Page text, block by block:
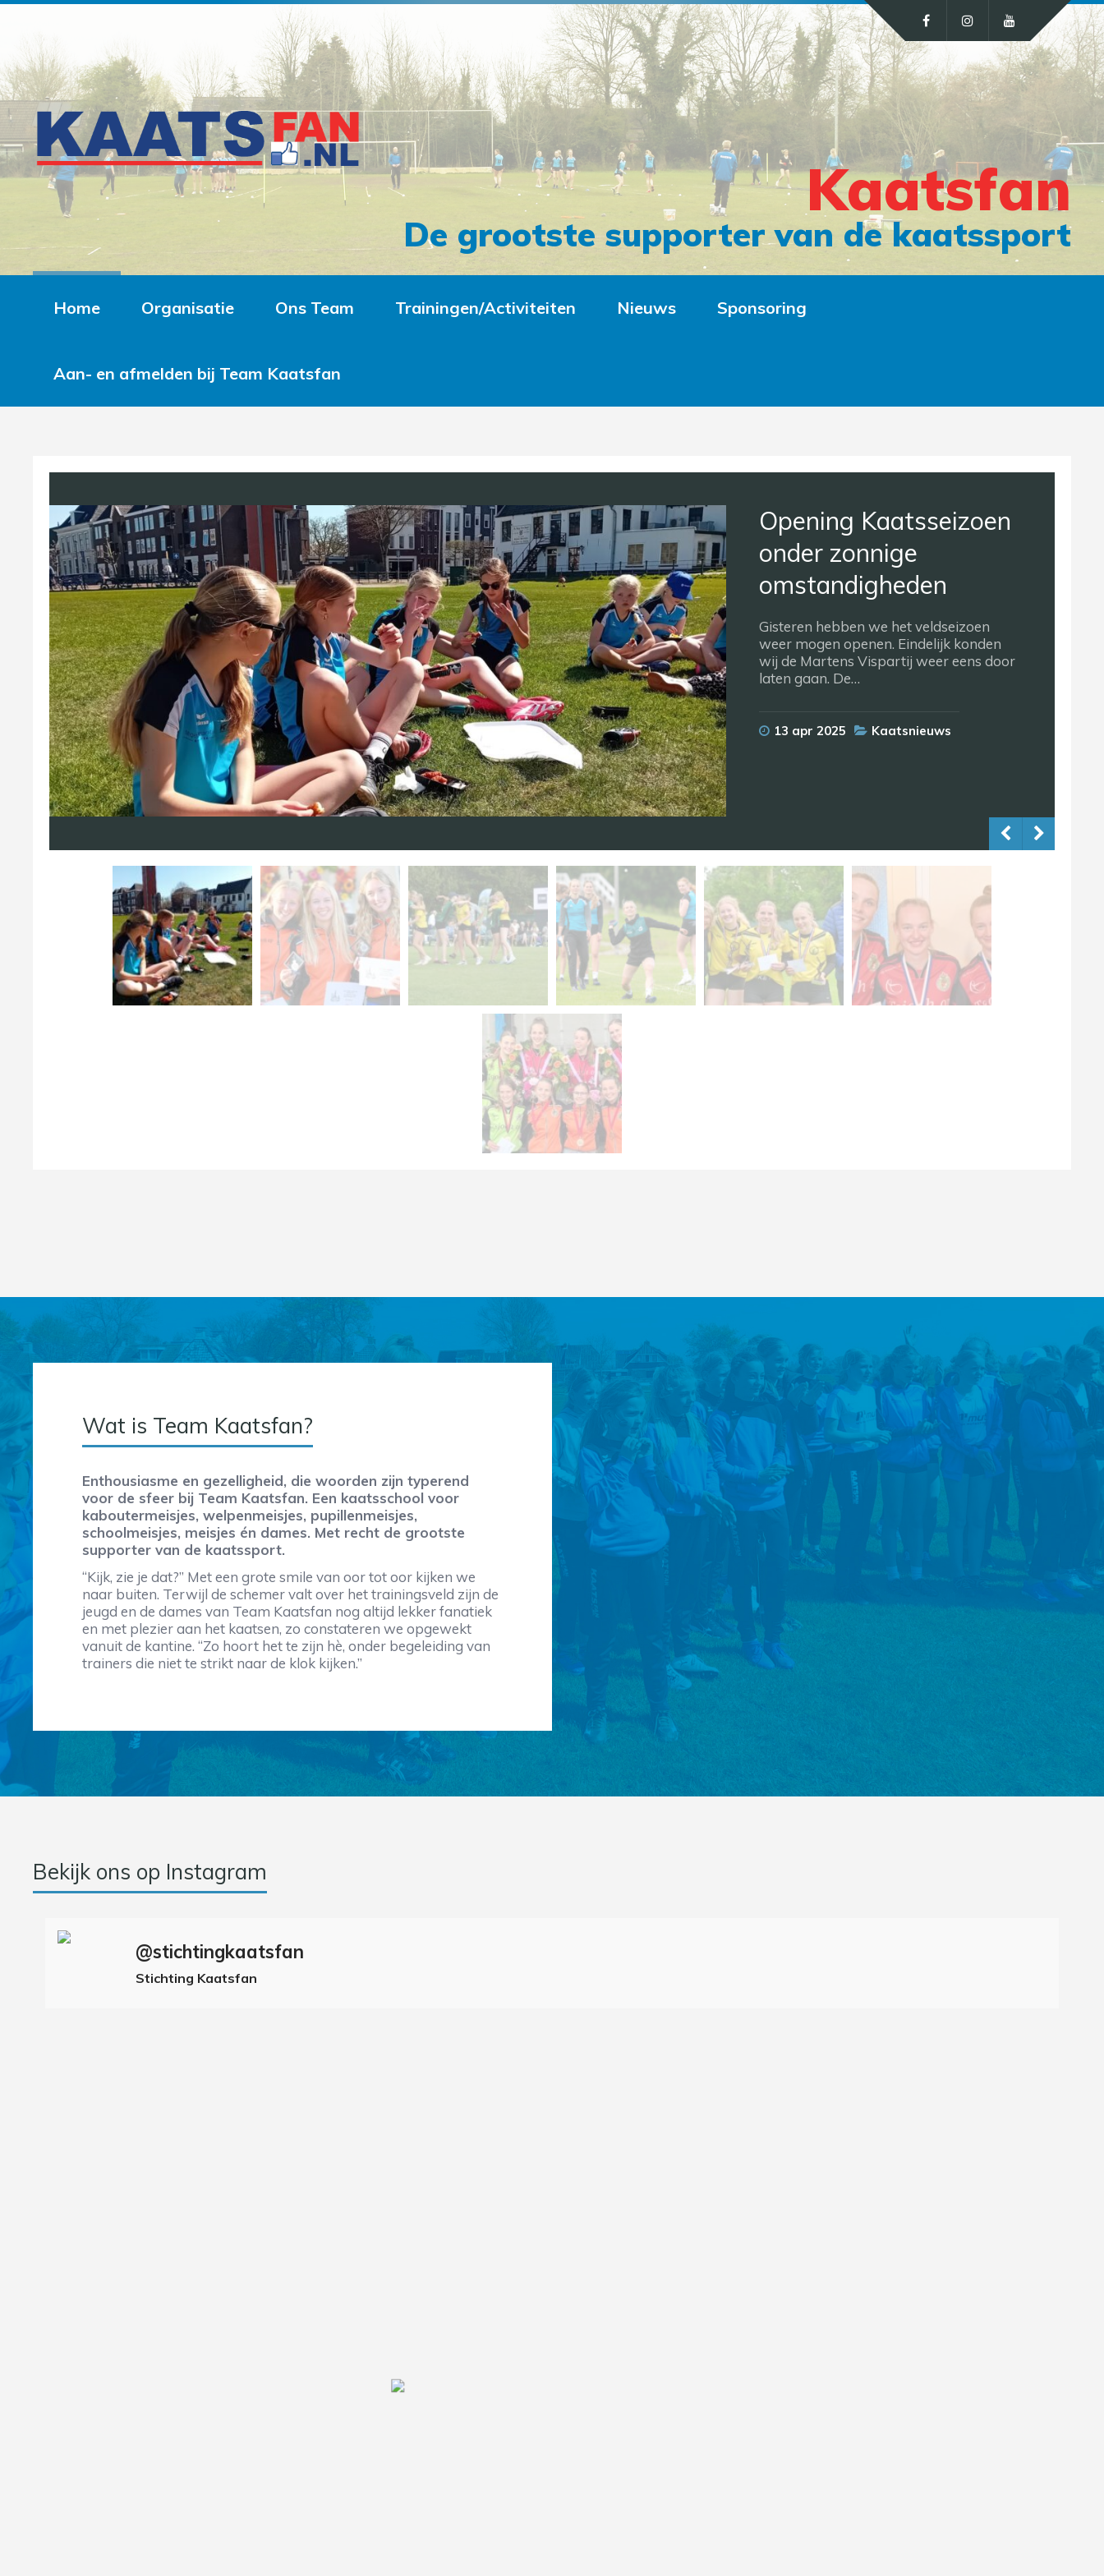
Kaatsfan
De grootste supporter van de kaatssport
Home Organisatie Ons Team Trainingen/Activiteiten Nieuws Sponsoring
Aan- en afmelden bij Team Kaatsfan
Wybrig, Rixt en Foke-
Jil pakken de 3e prijs
op de dames PC
Wybrig, Rixt en Foke-Jil pakken een
mooie 3e prijs op de Dames PC 4
Damesparturen hebben gisteren
gestreden op de…
22 aug 2024 Kaatsnieuws
Wat is Team Kaatsfan?
Enthousiasme en gezelligheid, die woorden zijn typerend
voor de sfeer bij Team Kaatsfan. Een kaatsschool voor
kaboutermeisjes, welpenmeisjes, pupillenmeisjes,
schoolmeisjes, meisjes én dames. Met recht de grootste
supporter van de kaatssport.
“Kijk, zie je dat?” Met een grote smile van oor tot oor kijken we
naar buiten. Terwijl de schemer valt over het trainingsveld zijn de
jeugd en de dames van Team Kaatsfan nog altijd lekker fanatiek
en met plezier aan het kaatsen, zo constateren we opgewekt
vanuit de kantine. “Zo hoort het te zijn hè, onder begeleiding van
trainers die niet te strikt naar de klok kijken.”
Bekijk ons op Instagram
@stichtingkaatsfan
Stichting Kaatsfan